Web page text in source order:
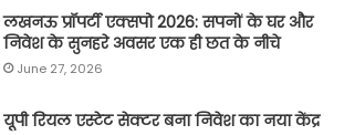
लखनऊ प्रॉपर्टी एक्सपो 2026: सपनों के घर और
निवेश के सुनहरे अवसर एक ही छत के नीचे
June 27, 2026
यूपी रियल एस्टेट सेक्टर बना निवेश का नया केंद्र